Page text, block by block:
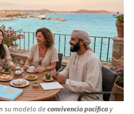
su modelo de convivencia pacífica y